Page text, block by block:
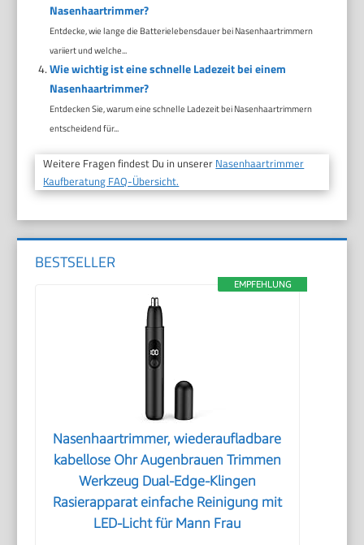
Nasenhaartrimmer?
Entdecke, wie lange die Batterielebensdauer bei Nasenhaartrimmern
variiert und welche...
Wie wichtig ist eine schnelle Ladezeit bei einem
Nasenhaartrimmer?
Entdecken Sie, warum eine schnelle Ladezeit bei Nasenhaartrimmern
entscheidend für...
Weitere Fragen findest Du in unserer Nasenhaartrimmer
Kaufberatung FAQ-Übersicht.
BESTSELLER
EMPFEHLUNG
Nasenhaartrimmer, wiederaufladbare
kabellose Ohr Augenbrauen Trimmen
Werkzeug Dual-Edge-Klingen
Rasierapparat einfache Reinigung mit
LED-Licht für Mann Frau